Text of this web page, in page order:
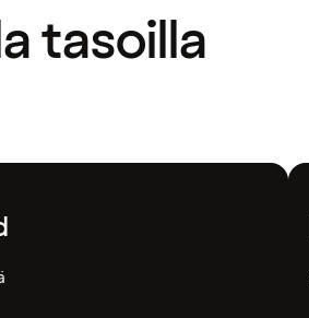
tasoilla